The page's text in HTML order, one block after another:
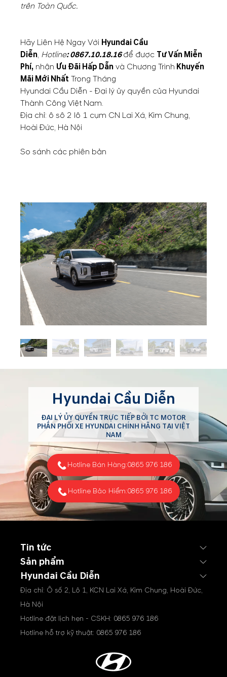
trên Toàn Quốc.
Hãy Liên Hệ Ngay Với Hyundai Cầu
Diễn, Hotline:0867.10.18.16 để được Tư Vấn Miễn
Phí, nhận Ưu Đãi Hấp Dẫn và Chương Trình Khuyến
Mãi Mới Nhất Trong Tháng
Hyundai Cầu Diễn - Đại lý ủy quyền của Hyundai
Thành Công Việt Nam.
Địa chỉ: ô sô 2 lô 1 cụm CN Lai Xá, Kim Chung,
Hoài Đức, Hà Nội
So sánh các phiên bản
Hyundai Cầu Diễn
ĐẠI LÝ ỦY QUYỀN TRỰC TIẾP BỞI TC MOTOR
PHÂN PHỐI XE HYUNDAI CHÍNH HÃNG TẠI VIỆT
NAM
Hotline Bán Hàng:0865 976 186
Hotline Bảo Hiểm:0865 976 186
Tin tức
Sản phẩm
Hyundai Cầu Diễn
Địa chỉ: Ô số 2, Lô 1, KCN Lai Xá, Kim Chung, Hoài Đức,
Hà Nội
Hotline đặt lịch hẹn - CSKH: 0865 976 186
Hotline hỗ trợ kỹ thuật: 0865 976 186